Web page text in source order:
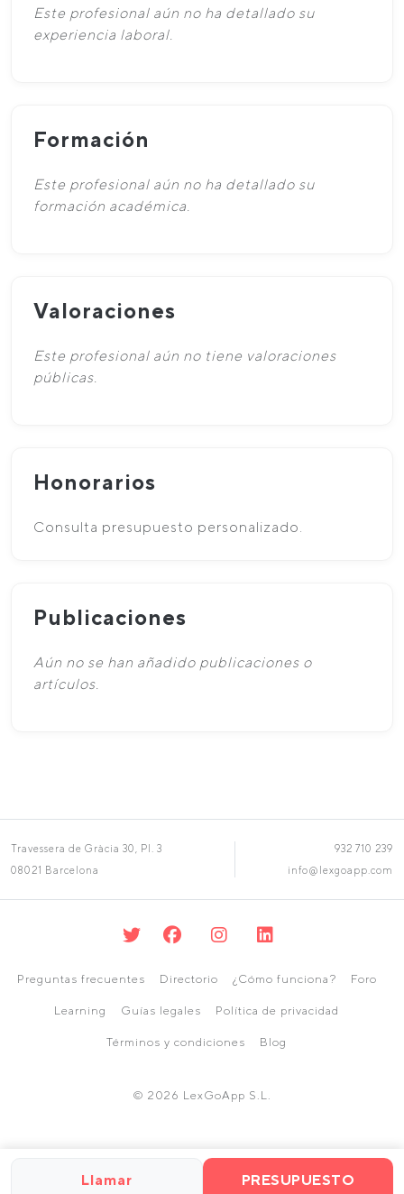
Este profesional aún no ha detallado su
experiencia laboral.
Formación
Este profesional aún no ha detallado su
formación académica.
Valoraciones
Este profesional aún no tiene valoraciones
públicas.
Honorarios
Consulta presupuesto personalizado.
Publicaciones
Aún no se han añadido publicaciones o
artículos.
Llamar PRESUPUESTO
Travessera de Gràcia 30, Pl. 3
08021 Barcelona
932 710 239
info@lexgoapp.com
Preguntas frecuentes Directorio ¿Cómo funciona? Foro
Learning Guías legales Política de privacidad
Términos y condiciones Blog
© 2026 LexGoApp S.L.